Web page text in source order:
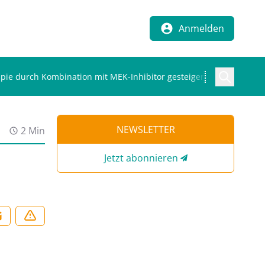
Anmelden
durch Kombination mit MEK-Inhibitor gesteigert
2 Min NEWSLETTER
Jetzt abonnieren